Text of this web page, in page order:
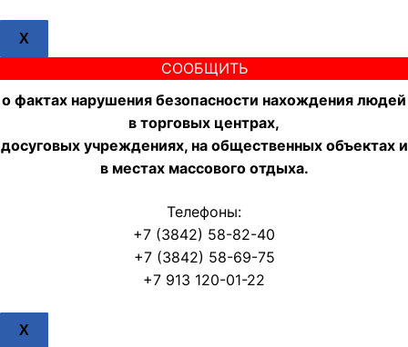
X
СООБЩИТЬ
о фактах нарушения безопасности нахождения людей
в торговых центрах,
досуговых учреждениях, на общественных объектах и
в местах массового отдыха.
Телефоны:
+7 (3842) 58-82-40
+7 (3842) 58-69-75
+7 913 120-01-22
X